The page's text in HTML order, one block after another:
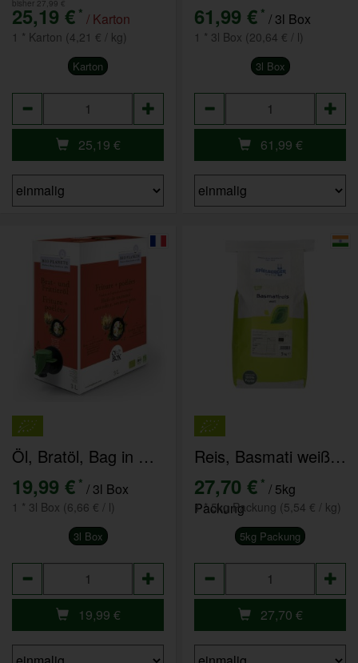
bisher 27,99 €
25,19 € * / Karton
1 * Karton (4,21 € / kg)
Karton
25,19 €
61,99 € * / 3l Box
1 * 3l Box (20,64 € / l)
3l Box
61,99 €
Öl, Bratöl, Bag in Box
19,99 € * / 3l Box
1 * 3l Box (6,66 € / l)
3l Box
19,99 €
Reis, Basmati weiß 5kg
27,70 € * / 5kg
Packung
1 * 5kg Packung (5,54 € / kg)
5kg Packung
27,70 €